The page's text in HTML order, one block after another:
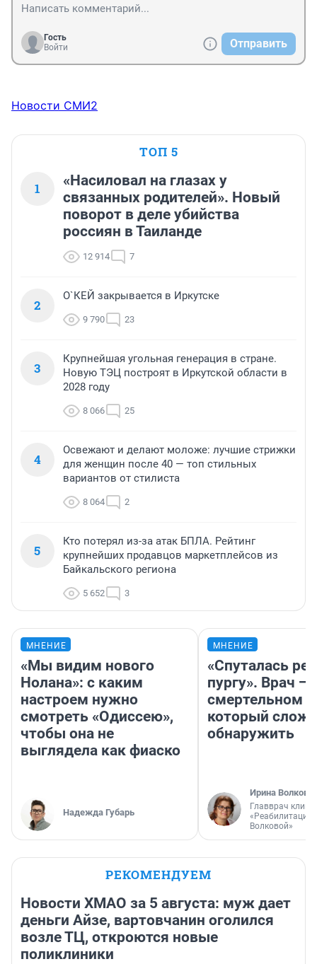
Гость
Войти
Отправить
Новости СМИ2
ТОП 5
1
«Насиловал на глазах у
связанных родителей». Новый
поворот в деле убийства
россиян в Таиланде
12 914 7
2
О`КЕЙ закрывается в Иркутске
9 790 23
3
Крупнейшая угольная генерация в стране.
Новую ТЭЦ построят в Иркутской области в
2028 году
8 066 25
4
Освежают и делают моложе: лучшие стрижки
для женщин после 40 — топ стильных
вариантов от стилиста
8 064 2
5
Кто потерял из-за атак БПЛА. Рейтинг
крупнейших продавцов маркетплейсов из
Байкальского региона
5 652 3
МНЕНИЕ
«Мы видим нового
Нолана»: с каким
настроем нужно
смотреть «Одиссею»,
чтобы она не
выглядела как фиаско
Надежда Губарь
МНЕНИЕ
«Спуталась
пургу». Врач —
смертельном
который
обнаружить
Ирина Волкова
Главврач
«Реабилитация
Волковой»
РЕКОМЕНДУЕМ
Новости ХМАО за 5 августа: муж дает
деньги Айзе, вартовчанин оголился
возле ТЦ, откроются новые
поликлиники